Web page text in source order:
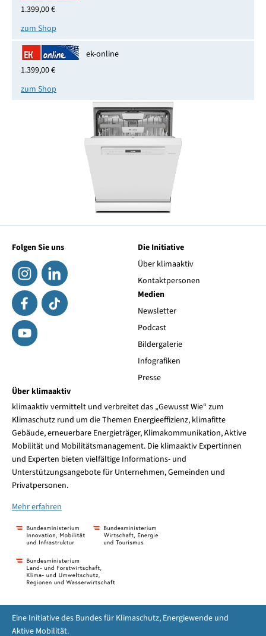
1.399,00 €
zum Shop
ek-online
1.399,00 €
zum Shop
Folgen Sie uns
Die Initiative
Über klimaaktiv
Kontaktpersonen
Medien
Newsletter
Podcast
Bildergalerie
Infografiken
Presse
Über klimaaktiv
klimaaktiv vermittelt und verbreitet das „Gewusst Wie“ zum
Klimaschutz rund um die Themen Energieeffizienz, klimafitte
Gebäude, erneuerbare Energieträger, Klimakommunikation, Aktive
Mobilität und Mobilitätsmanagement. Die klimaaktiv Expertinnen
und Experten bieten vielfältige Informations- und
Unterstützungsangebote für Unternehmen, Gemeinden und
Privatpersonen.
Mehr erfahren
Eine Initiative des Bundes für Klimaschutz, Energiewende und
Aktive Mobilität.